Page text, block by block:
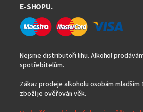
E-SHOPU.
Nejsme distributoři lihu. Alkohol
spotřebitelům.
Zákaz prodeje alkoholu osobám
zboží je ověřován věk.